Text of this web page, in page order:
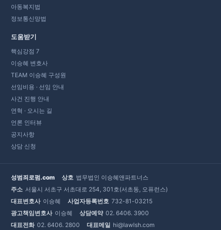
아동복지법
정보통신망법
도움받기
핵심강점 7
이승혜 변호사
TEAM 이승혜 구성원
선임비용 · 선임 안내
사건 진행 안내
연혁 · 오시는 길
언론 인터뷰
공지사항
상담 신청
성범죄로펌.com 상호 법무법인 이승혜앤파트너스
주소 서울시 서초구 서초대로 254, 301호(서초동, 오퓨런스)
대표변호사 이승혜 사업자등록번호 732-81-03215
광고책임변호사 이승혜 상담예약 02. 6406. 3900
대표전화 02. 6406. 2800 대표메일 hi@lawlsh.com